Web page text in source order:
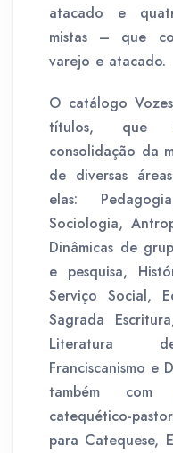
atacado e
mistas – que
varejo e atacado.
O catálogo
títulos, que
consolidação da
de diversas
elas:
Sociologia,
Dinâmicas de
e pesquisa,
Serviço Social,
Sagrada
Literatura de
Franciscanismo e
também com
catequético-
para Catequese,